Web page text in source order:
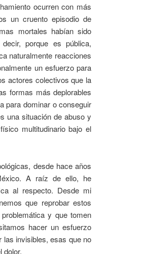
ocurren con más
un cruento episodio de
mortales habían sido
porque es pública,
naturalmente reacciones
un esfuerzo para
actores colectivos que la
formas más deplorables
para dominar o conseguir
una situación de abuso y
multitudinario bajo el
desde hace años
A raíz de ello, he
al respecto. Desde mi
que reprobar estos
y que tomen
hacer un esfuerzo
las invisibles, esas que no
dolor.